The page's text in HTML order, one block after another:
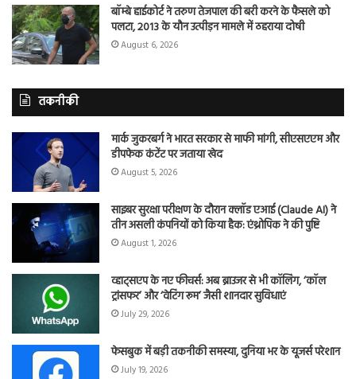
बॉम्बे हाईकोर्ट ने तरुण तेजपाल की बरी करने के फैसले को
पलटा, 2013 के यौन उत्पीड़न मामले में ठहराया दोषी
August 6, 2026
तकनीकी
मार्क जुकरबर्ग ने भारत सरकार से माफी मांगी, सीएसएएम और
डीपफेक कंटेंट पर जताया खेद
August 5, 2026
साइबर सुरक्षा परीक्षण के दौरान क्लॉड एआई (Claude AI) ने
तीन असली कंपनियों को किया हैक: एंथ्रोपिक ने की पुष्टि
August 1, 2026
व्हाट्सएप के नए फीचर्स: अब ब्राउजर से भी कॉलिंग, ‘कॉल
ट्रांसफर’ और ‘वेटिंग रूम’ जैसी शानदार सुविधाएं
July 29, 2026
फेसबुक में बड़ी तकनीकी समस्या, दुनिया भर के यूजर्स परेशान
July 19, 2026